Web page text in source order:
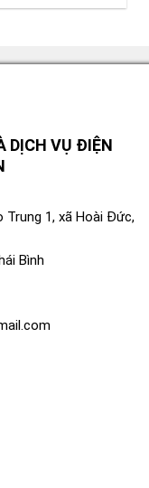
DỊCH VỤ ĐIỆN
Trung 1, xã Hoài Đức,
Bình